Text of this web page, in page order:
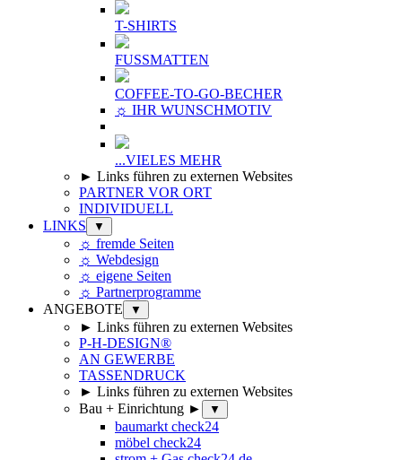
T-SHIRTS
FUSSMATTEN
COFFEE-TO-GO-BECHER
☼ IHR WUNSCHMOTIV
...VIELES MEHR
► Links führen zu externen Websites
PARTNER VOR ORT
INDIVIDUELL
LINKS
▼
☼ fremde Seiten
☼ Webdesign
☼ eigene Seiten
☼ Partnerprogramme
ANGEBOTE
▼
► Links führen zu externen Websites
P-H-DESIGN®
AN GEWERBE
TASSENDRUCK
► Links führen zu externen Websites
Bau + Einrichtung ►
▼
baumarkt check24
möbel check24